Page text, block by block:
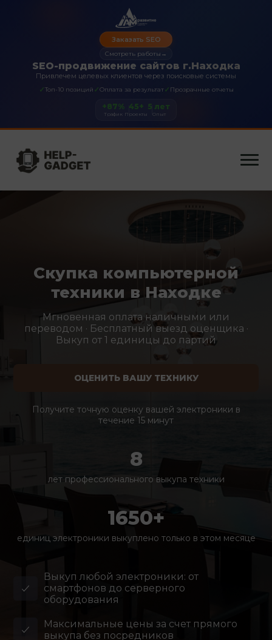
SEO-продвижение сайтов г.Находка
Привлечем целевых клиентов через поисковые системы
✓Топ-10 позиций ✓Оплата за результат✓ Прозрачные отчеты
Заказать SEO
Смотреть работы →
+87%
Трафик
45+
Проекты
5 лет
Опыт
Скупка компьютерной
техники в Находке
Мгновенная оплата наличными или
переводом · Бесплатный выезд оценщика ·
Выкуп от 1 единицы до партий
ОЦЕНИТЬ ВАШУ ТЕХНИКУ
Получите точную оценку вашей электроники в
течение 15 минут
8
лет профессионального выкупа техники
1650+
единиц электроники выкуплено только в этом месяце
Выкуп любой электроники: от
смартфонов до серверного
оборудования
Максимальные цены за счет прямого
выкупа без посредников